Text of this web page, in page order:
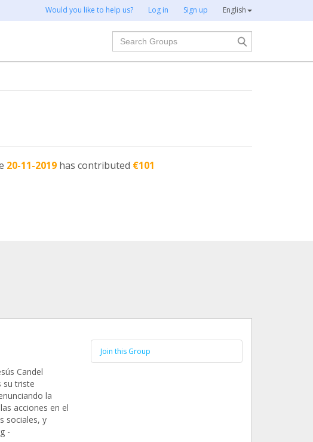
Would you like to help us? Log in Sign up English
Search
20-11-2019 has contributed €101
Candel
su triste
la
acciones en el
sociales, y
-
Join this Group